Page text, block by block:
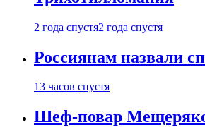
2 года спустя2 года спустя
Россиянам назвали
13 часов спустя
Шеф-повар